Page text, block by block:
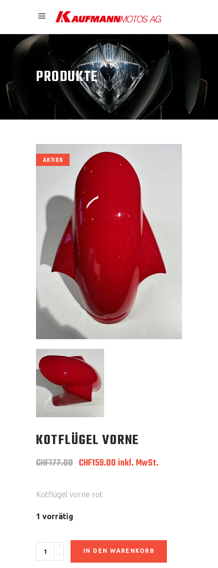
PRODUKTE
AKTION
KOTFLÜGEL VORNE
CHF177.00 Ursprünglicher
CHF177.00
CHF159.00 Aktueller
inkl. MwSt.
Kotflügel vorne rot
1 vorrätig
Kotflügel
vorne
IN DEN WARENKORB